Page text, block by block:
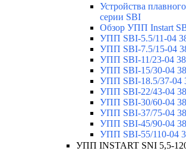
Устройства
серии SBI
Обзор УПП Instart
УПП SBI-5.5/11-04
УПП SBI-7.5/15-04
УПП SBI-11/23-04
УПП SBI-15/30-04
УПП SBI-18.5/37-04
УПП SBI-22/43-04
УПП SBI-30/60-04
УПП SBI-37/75-04
УПП SBI-45/90-04
УПП SBI-55/110-04
УПП INSTART SNI 5,5-